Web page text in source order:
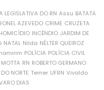
LEGISLATIVA DO RN Assu BATATA
AZEVEDO CRIME CRUZETA
INCÊNDIO JARDIM DE
NATAL Nilda NÉLTER QUEIROZ
POLÍCIA POLÍCIA CIVIL
MOTTA RN ROBERTO GERMANO
NORTE Temer UFRN Vivaldo
DIAS